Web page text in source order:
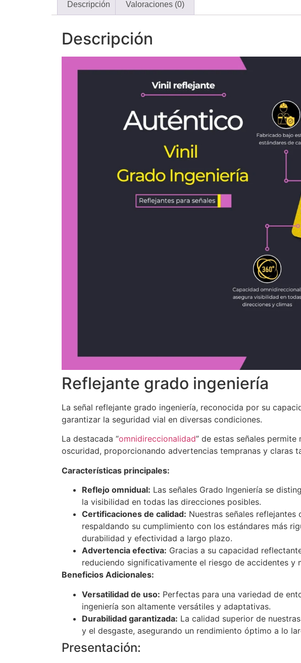
Descripción Valoraciones (0)
Descripción
Reflejante grado ingeniería
La señal reflejante grado ingeniería, reconocida por su
garantizar la seguridad vial en diversas condiciones.
La destacada “omnidireccionalidad” de estas señales
oscuridad, proporcionando advertencias tempranas y claras
Características principales:
Reflejo omnidual: Las señales Grado Ingeniería se
la visibilidad en todas las direcciones posibles.
Certificaciones de calidad: Nuestras señales
respaldando su cumplimiento con los estándares más
durabilidad y efectividad a largo plazo.
Advertencia efectiva: Gracias a su capacidad
reduciendo significativamente el riesgo de accidentes
Beneficios Adicionales:
Versatilidad de uso: Perfectas para una variedad de
ingeniería son altamente versátiles y adaptativas.
Durabilidad garantizada: La calidad superior de
y el desgaste, asegurando un rendimiento óptimo a lo
Presentación: